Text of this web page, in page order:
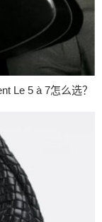
Le 5 à 7怎么选？